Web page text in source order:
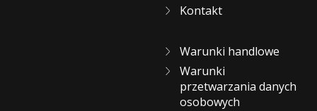
Kontakt
Warunki handlowe
Warunki
przetwarzania danych
osobowych